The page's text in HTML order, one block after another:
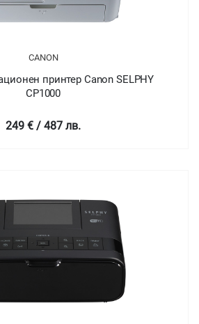
CANON
принтер Canon SELPHY
CP1000
249 € / 487 лв.